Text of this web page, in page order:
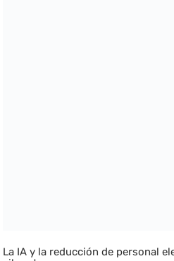
La IA y la reducción de personal